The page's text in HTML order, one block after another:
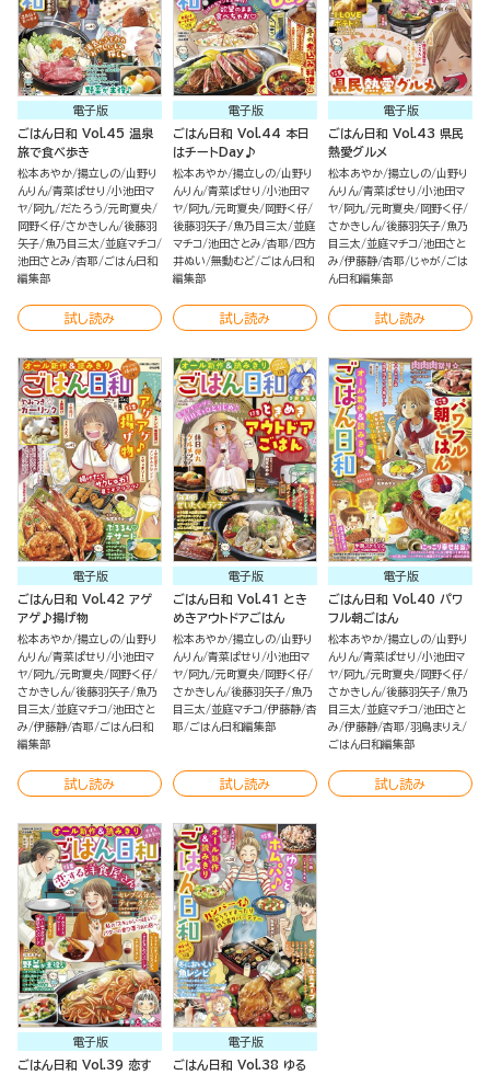
電子版
ごはん日和 Vol.45 温泉
旅で食べ歩き
松本あやか 揚立しの 山野り
んりん 青菜ぱせり
小池田マ
ヤ 阿九 だたろう 元町夏央
岡野く仔 さかきしん 後藤羽
矢子 魚乃目三太
並庭マチコ
池田さとみ 杏耶
ごはん日和
編集部
試し読み
電子版
ごはん日和 Vol.44 本日
はチートDay♪
松本あやか 揚立しの 山野り
んりん 青菜ぱせり
小池田マ
ヤ 阿九 元町夏央 岡野く仔
後藤羽矢子 魚乃目三太
並庭
マチコ 池田さとみ 杏耶
四方
井ぬい 無動むど ごはん日和
編集部
試し読み
電子版
ごはん日和 Vol.43 県民
熱愛グルメ
松本あやか 揚立しの 山野り
んりん 青菜ぱせり
小池田マ
ヤ 阿九 元町夏央 岡野く仔
さかきしん 後藤羽矢子 魚乃
目三太
並庭マチコ 池田さと
み 伊藤静 杏耶 じゃが ごは
ん日和編集部
試し読み
電子版
ごはん日和 Vol.42 アゲ
アゲ♪揚げ物
松本あやか 揚立しの 山野り
んりん 青菜ぱせり
小池田マ
ヤ 阿九 元町夏央 岡野く仔
さかきしん 後藤羽矢子 魚乃
目三太
並庭マチコ 池田さと
み 伊藤静 杏耶
ごはん日和
編集部
試し読み
電子版
ごはん日和 Vol.41 とき
めきアウトドアごはん
松本あやか 揚立しの 山野り
んりん 青菜ぱせり
小池田マ
ヤ 阿九 元町夏央 岡野く仔
さかきしん 後藤羽矢子 魚乃
目三太
並庭マチコ 伊藤静 杏
耶
ごはん日和編集部
試し読み
電子版
ごはん日和 Vol.40 パワ
フル朝ごはん
松本あやか 揚立しの 山野り
んりん 青菜ぱせり
小池田マ
ヤ 阿九 元町夏央 岡野く仔
さかきしん 後藤羽矢子 魚乃
目三太
並庭マチコ 池田さと
み 伊藤静 杏耶 羽鳥まりえ
ごはん日和編集部
試し読み
電子版
ごはん日和 Vol.39 恋す
電子版
ごはん日和 Vol.38 ゆる